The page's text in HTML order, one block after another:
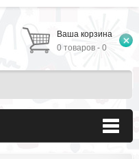
Ваша корзина
0 товаров - 0